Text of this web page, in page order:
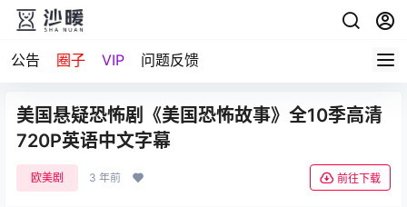
公告 圈子 VIP 问题反馈
美国悬疑恐怖剧《美国恐怖故事》全10季高清
720P英语中文字幕
欧美剧 3 年前 前往下载